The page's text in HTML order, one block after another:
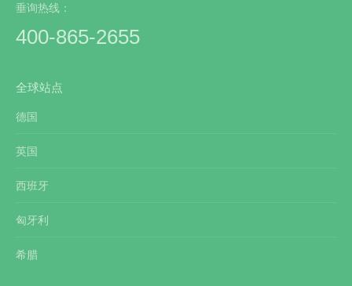
垂询热线：
400-865-2655
全球站点
德国
英国
西班牙
匈牙利
希腊